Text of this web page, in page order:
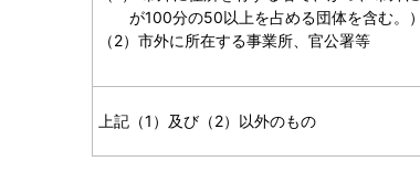
が100分の50以上を占める団体を含む。）
（2）市外に所在する事業所、官公署等
上記（1）及び（2）以外のもの